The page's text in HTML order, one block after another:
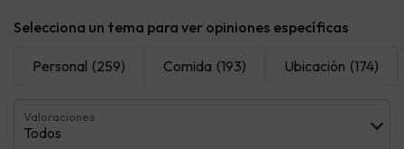
Selecciona un tema para ver opiniones específicas
Personal (259) Comida (193) Ubicación (174)
Valoraciones
Todos